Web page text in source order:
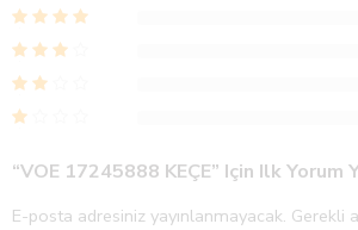
“VOE 17245888 KEÇE” Için Ilk Yorum
E-posta adresiniz yayınlanmayacak. Gerekli